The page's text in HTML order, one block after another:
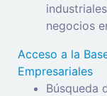
negocios
Acceso a la
Empresariales
Búsqueda